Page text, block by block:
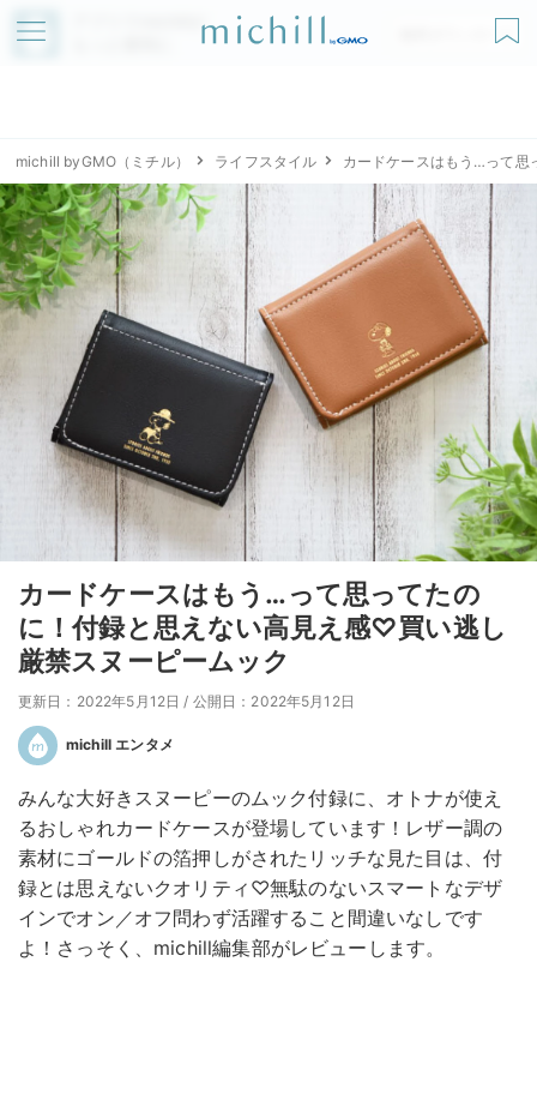
アプリでmichillが
無料ダウンロード
michill byGMO（ミチル） ライフスタイル カードケースはもう…って思
カードケースはもう…って思ってたの
に！付録と思えない高見え感♡買い逃し
厳禁スヌーピームック
更新日：2022年5月12日 / 公開日：2022年5月12日
michill エンタメ
みんな大好きスヌーピーのムック付録に、オトナが使え
るおしゃれカードケースが登場しています！レザー調の
素材にゴールドの箔押しがされたリッチな見た目は、付
録とは思えないクオリティ♡無駄のないスマートなデザ
インでオン／オフ問わず活躍すること間違いなしです
よ！さっそく、michill編集部がレビューします。